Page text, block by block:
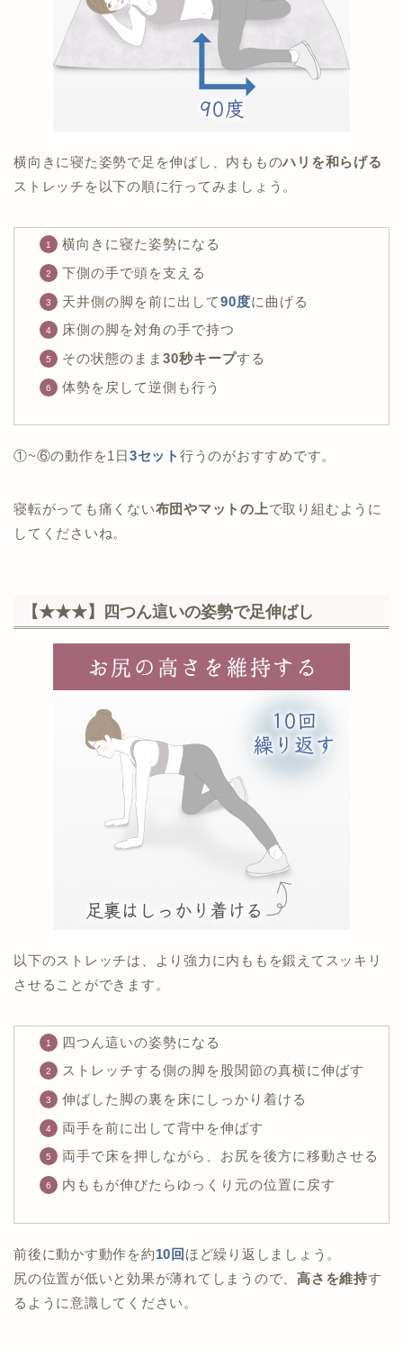
横向きに寝た姿勢で足を伸ばし、内もものハリを和らげる
ストレッチを以下の順に行ってみましょう。
横向きに寝た姿勢になる
下側の手で頭を支える
天井側の脚を前に出して90度に曲げる
床側の脚を対角の手で持つ
その状態のまま 30秒キープする
体勢を戻して逆側も行う
①~⑥の動作を1日 3セット 行うのがおすすめです。
寝転がっても痛くない布団やマットの上で取り組むように
してくださいね。
【★★★】四つん這いの姿勢で足伸ばし
以下のストレッチは、より強力に内ももを鍛えてスッキリ
させることができます。
四つん這いの姿勢になる
ストレッチする側の脚を股関節の真横に伸ばす
伸ばした脚の裏を床にしっかり着ける
両手を前に出して背中を伸ばす
両手で床を押しながら、お尻を後方に移動させる
内ももが伸びたらゆっくり元の位置に戻す
前後に動かす動作を約10回 ほど繰り返しましょう。
尻の位置が低いと効果が薄れてしまうので、高さを維持す
るように意識してください。